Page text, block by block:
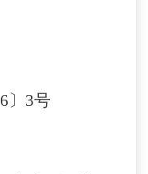
6〕 3号